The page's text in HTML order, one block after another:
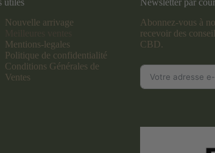
Nouvelle arrivage
Mentions-legales
Politique de confidentialité
Conditions Générales de
Ventes
Abonnez-vous à
recevoir des
CBD.